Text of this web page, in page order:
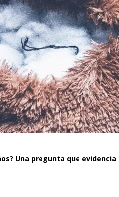
Una pregunta que